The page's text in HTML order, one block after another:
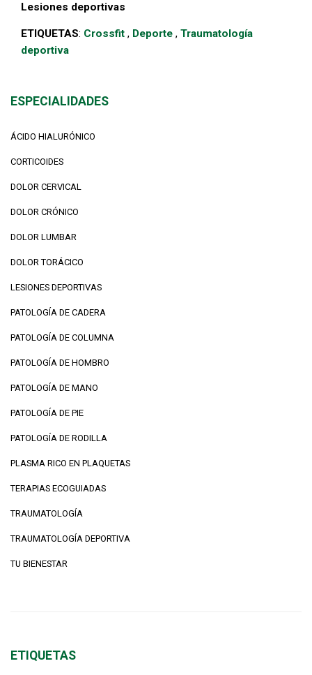
Lesiones deportivas
ETIQUETAS: Crossfit , Deporte , Traumatología
deportiva
ESPECIALIDADES
ÁCIDO HIALURÓNICO
CORTICOIDES
DOLOR CERVICAL
DOLOR CRÓNICO
DOLOR LUMBAR
DOLOR TORÁCICO
LESIONES DEPORTIVAS
PATOLOGÍA DE CADERA
PATOLOGÍA DE COLUMNA
PATOLOGÍA DE HOMBRO
PATOLOGÍA DE MANO
PATOLOGÍA DE PIE
PATOLOGÍA DE RODILLA
PLASMA RICO EN PLAQUETAS
TERAPIAS ECOGUIADAS
TRAUMATOLOGÍA
TRAUMATOLOGÍA DEPORTIVA
TU BIENESTAR
ETIQUETAS